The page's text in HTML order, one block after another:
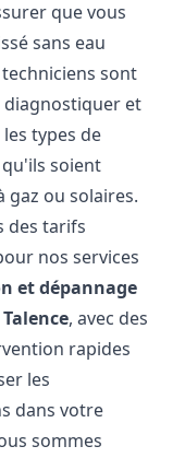
que vous
sans eau
sont
et
types de
soient
gaz ou solaires.
des tarifs
nos services
et dépannage
Talence, avec des
rapides
les
dans votre
sommes